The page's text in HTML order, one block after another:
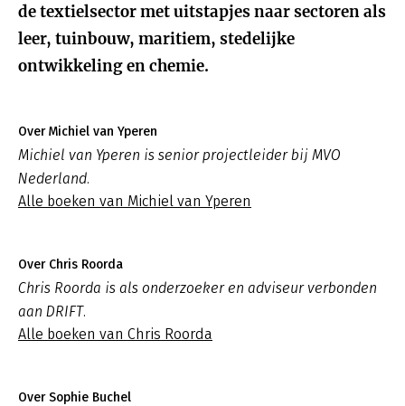
de textielsector met uitstapjes naar sectoren als
leer, tuinbouw, maritiem, stedelijke
ontwikkeling en chemie.
Over Michiel van Yperen
Michiel van Yperen is senior projectleider bij MVO
Nederland.
Alle boeken van Michiel van Yperen
Over Chris Roorda
Chris Roorda is als onderzoeker en adviseur verbonden
aan DRIFT.
Alle boeken van Chris Roorda
Over Sophie Buchel